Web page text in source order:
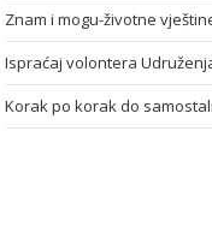
Znam i mogu-životne
Ispraćaj volontera
Korak po korak do